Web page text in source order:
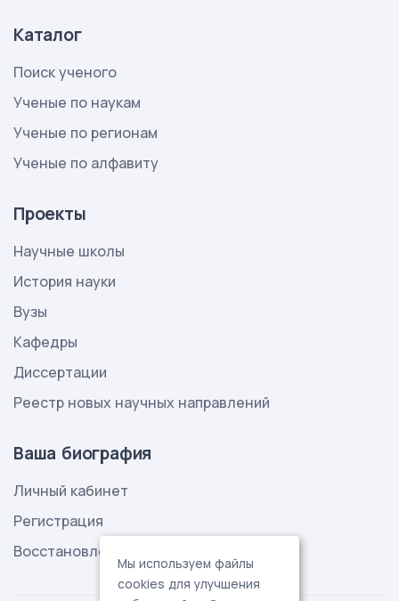
Каталог
Поиск ученого
Ученые по наукам
Ученые по регионам
Ученые по алфавиту
Проекты
Научные школы
История науки
Вузы
Кафедры
Диссертации
Реестр новых научных направлений
Ваша биография
Личный кабинет
Регистрация
Восстановление пароля
Мы используем файлы
cookies для улучшения